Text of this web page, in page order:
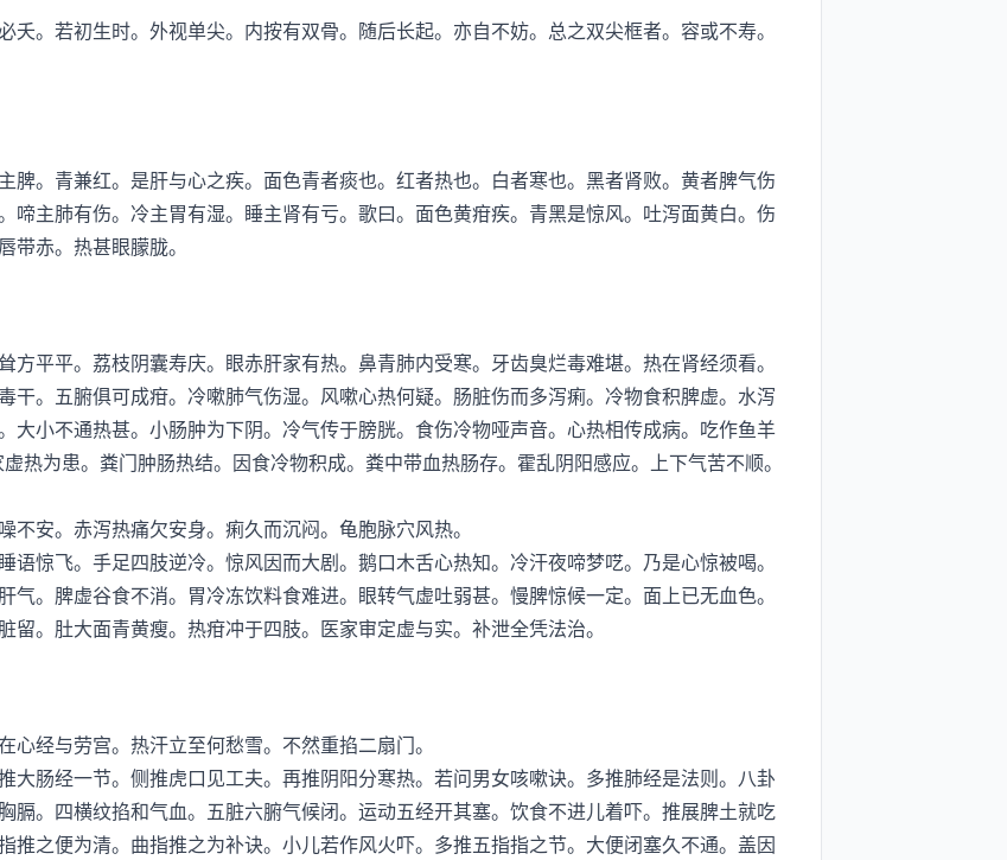
。若初生时。外视单尖。内按有双骨。随后长起。亦自不妨。总之双尖框者。容或不寿。
。青兼红。是肝与心之疾。面色青者痰也。红者热也。白者寒也。黑者肾败。黄者脾气伤
啼主肺有伤。冷主胃有湿。睡主肾有亏。歌曰。面色黄疳疾。青黑是惊风。吐泻面黄白。伤
带赤。热甚眼朦胧。
平平。荔枝阴囊寿庆。眼赤肝家有热。鼻青肺内受寒。牙齿臭烂毒难堪。热在肾经须看。
干。五腑俱可成疳。冷嗽肺气伤湿。风嗽心热何疑。肠脏伤而多泻痢。冷物食积脾虚。水泻
大小不通热甚。小肠肿为下阴。冷气传于膀胱。食伤冷物哑声音。心热相传成病。吃作鱼羊
热为患。粪门肿肠热结。因食冷物积成。粪中带血热肠存。霍乱阴阳感应。上下气苦不顺。
安。赤泻热痛欠安身。痢久而沉闷。龟胞脉穴风热。
惊飞。手足四肢逆冷。惊风因而大剧。鹅口木舌心热知。冷汗夜啼梦呓。乃是心惊被喝。
。脾虚谷食不消。胃冷冻饮料食难进。眼转气虚吐弱甚。慢脾惊候一定。面上已无血色。
。肚大面青黄瘦。热疳冲于四肢。医家审定虚与实。补泄全凭法治。
经与劳宫。热汗立至何愁雪。不然重掐二扇门。
肠经一节。侧推虎口见工夫。再推阴阳分寒热。若问男女咳嗽诀。多推肺经是法则。八卦
膈。四横纹掐和气血。五脏六腑气候闭。运动五经开其塞。饮食不进儿着吓。推展脾土就吃
推之便为清。曲指推之为补诀。小儿若作风火吓。多推五指指之节。大便闭塞久不通。盖因